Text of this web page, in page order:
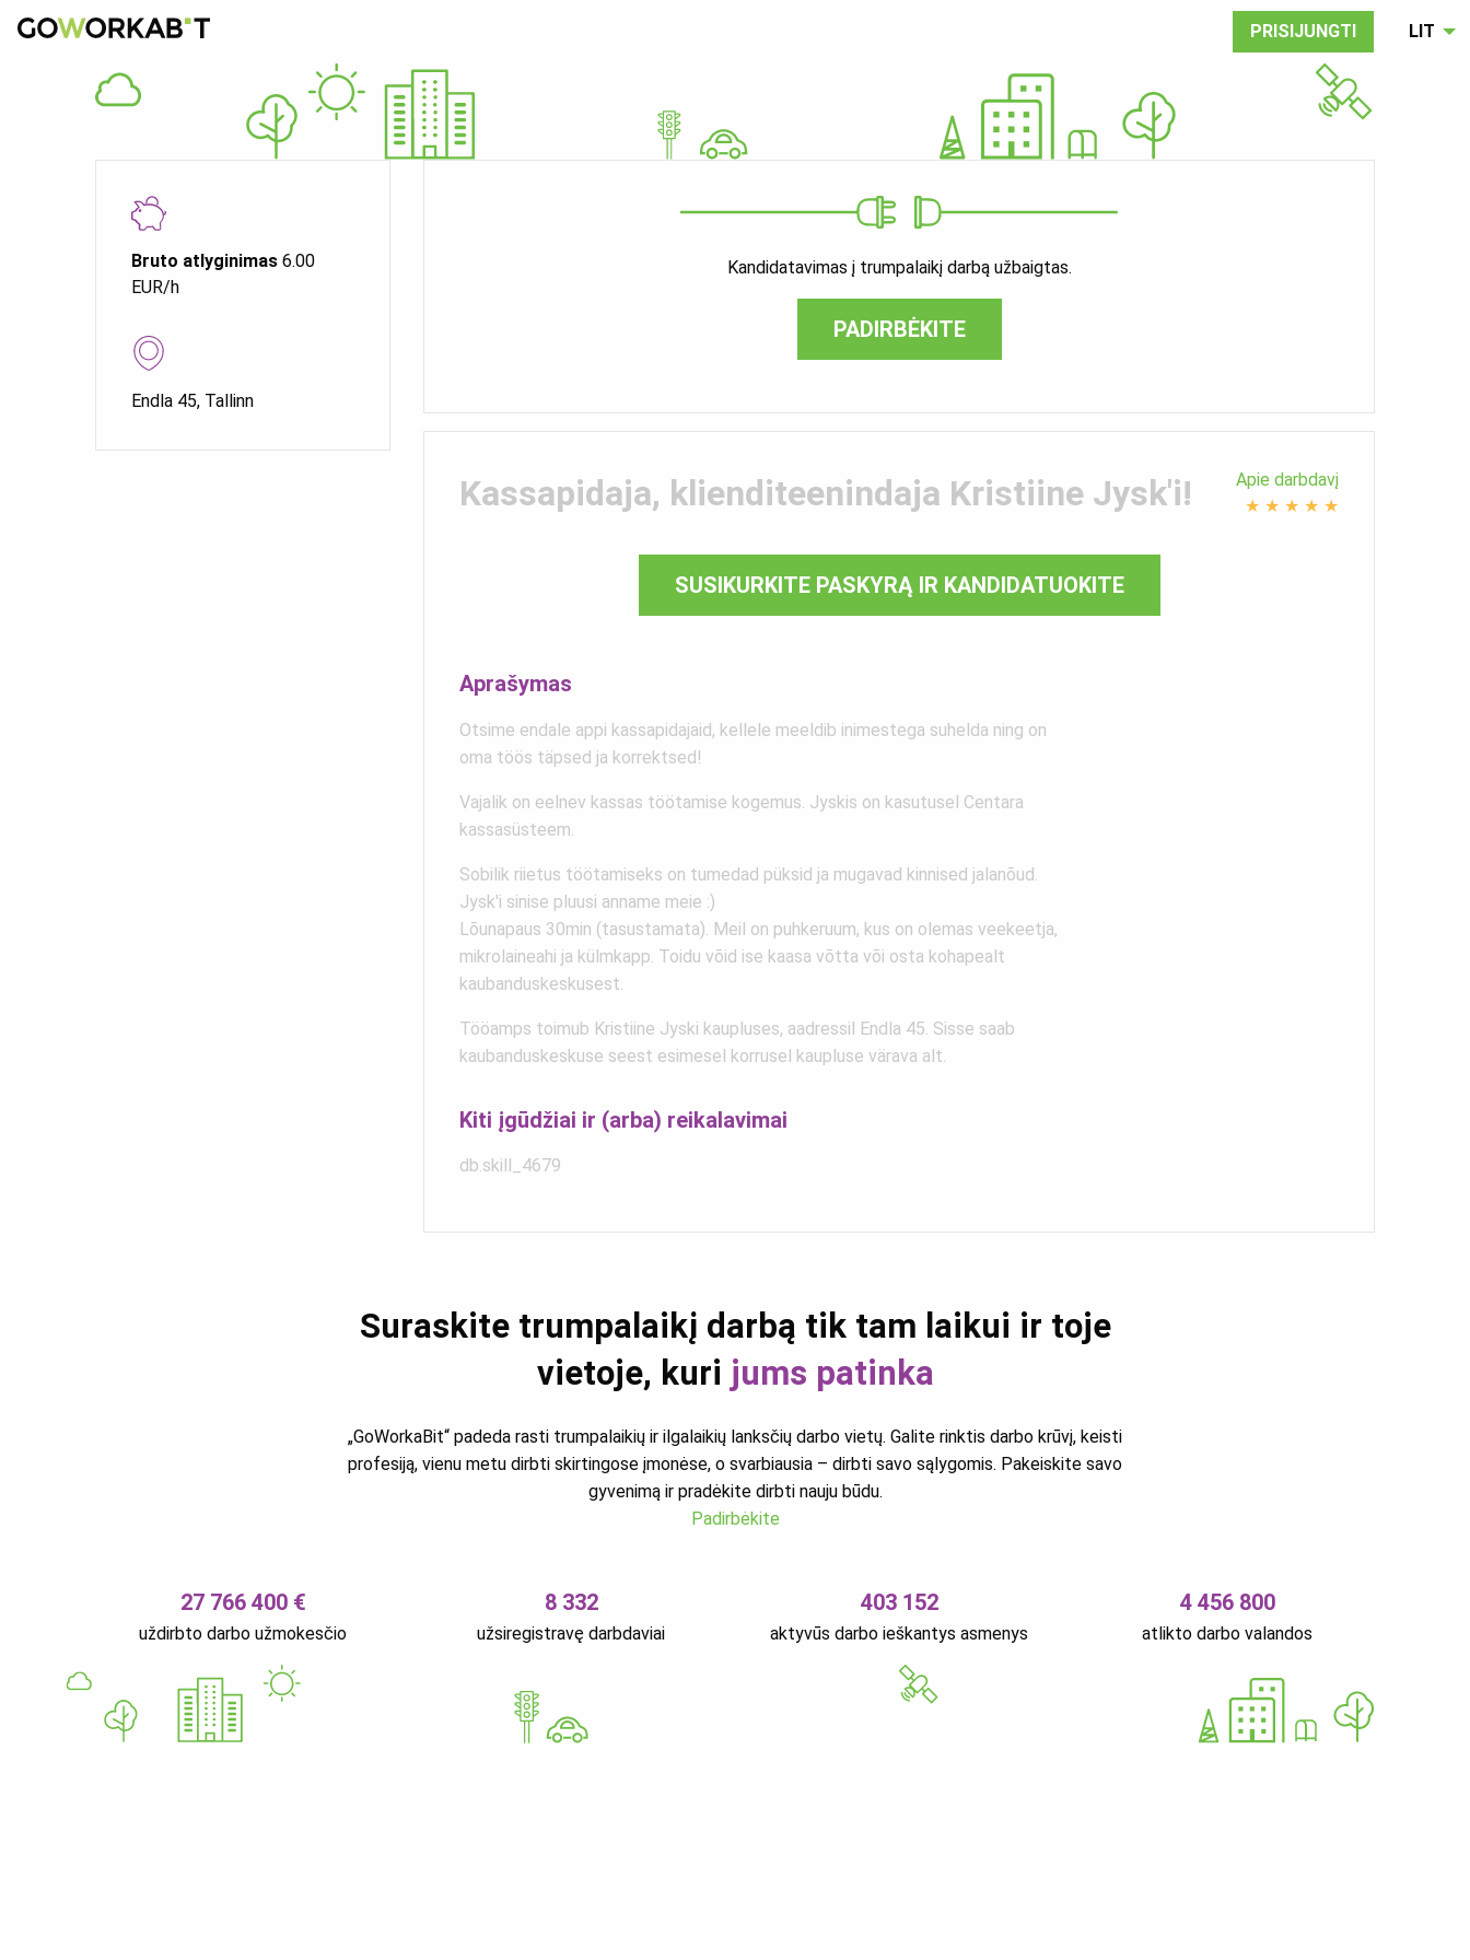
PRISIJUNGTI LIT
Bruto atlyginimas 6.00
EUR/h
Endla 45, Tallinn
Kandidatavimas į trumpalaikį darbą užbaigtas.
PADIRBĖKITE
Kassapidaja, klienditeenindaja Kristiine Jysk'i!
Apie darbdavį
★ ★ ★ ★ ★
SUSIKURKITE PASKYRĄ IR KANDIDATUOKITE
Aprašymas
Otsime endale appi kassapidajaid, kellele meeldib inimestega suhelda ning on
oma töös täpsed ja korrektsed!
Vajalik on eelnev kassas töötamise kogemus. Jyskis on kasutusel Centara
kassasüsteem.
Sobilik riietus töötamiseks on tumedad püksid ja mugavad kinnised jalanõud.
Jysk'i sinise pluusi anname meie :)
Lõunapaus 30min (tasustamata). Meil on puhkeruum, kus on olemas veekeetja,
mikrolaineahi ja külmkapp. Toidu võid ise kaasa võtta või osta kohapealt
kaubanduskeskusest.
Tööamps toimub Kristiine Jyski kaupluses, aadressil Endla 45. Sisse saab
kaubanduskeskuse seest esimesel korrusel kaupluse värava alt.
Kiti įgūdžiai ir (arba) reikalavimai
db.skill_4679
Suraskite trumpalaikį darbą tik tam laikui ir toje
vietoje, kuri jums patinka
„GoWorkaBit“ padeda rasti trumpalaikių ir ilgalaikių lanksčių darbo vietų. Galite rinktis darbo krūvį, keisti
profesiją, vienu metu dirbti skirtingose įmonėse, o svarbiausia – dirbti savo sąlygomis. Pakeiskite savo
gyvenimą ir pradėkite dirbti nauju būdu.
Padirbėkite
27 766 400 €
uždirbto darbo užmokesčio
8 332
užsiregistravę darbdaviai
403 152
aktyvūs darbo ieškantys asmenys
4 456 800
atlikto darbo valandos